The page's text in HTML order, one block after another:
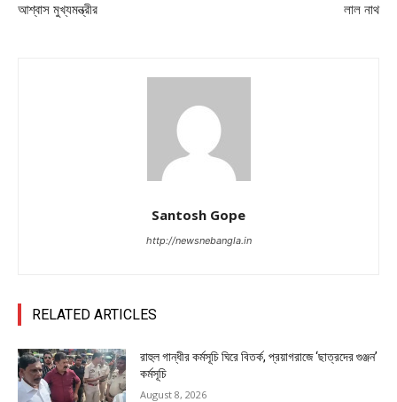
আশ্বাস মুখ্যমন্ত্রীর
লাল নাথ
Santosh Gope
http://newsnebangla.in
RELATED ARTICLES
রাহুল গান্ধীর কর্মসূচি ঘিরে বিতর্ক, প্রয়াগরাজে ‘ছাত্রদের গুঞ্জন’
কর্মসূচি
August 8, 2026